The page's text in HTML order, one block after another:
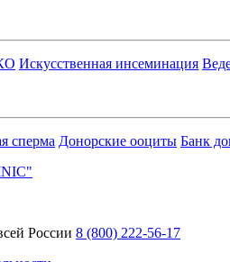
Искусственная инсеминация
сперма Донорские ооциты Банк
России 8 (800) 222-56-17